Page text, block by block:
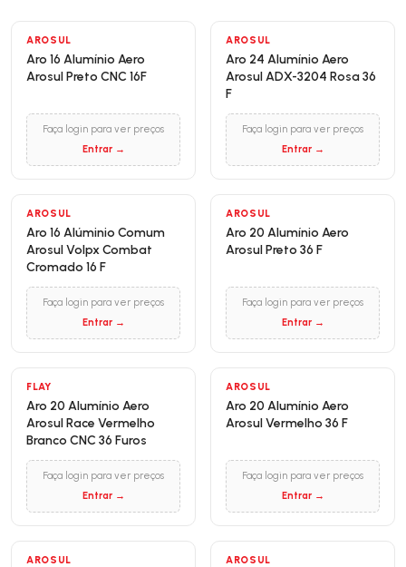
AROSUL
Aro 16 Alumínio Aero
Arosul Preto CNC 16F
Faça login para ver preços
Entrar →
AROSUL
Aro 24 Alumínio Aero
Arosul ADX-3204 Rosa 36
F
Faça login para ver preços
Entrar →
AROSUL
Aro 16 Alúminio Comum
Arosul Volpx Combat
Cromado 16 F
Faça login para ver preços
Entrar →
AROSUL
Aro 20 Alumínio Aero
Arosul Preto 36 F
Faça login para ver preços
Entrar →
FLAY
Aro 20 Alumínio Aero
Arosul Race Vermelho
Branco CNC 36 Furos
Faça login para ver preços
Entrar →
AROSUL
Aro 20 Alumínio Aero
Arosul Vermelho 36 F
Faça login para ver preços
Entrar →
AROSUL AROSUL